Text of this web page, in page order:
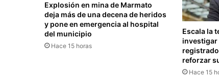
Explosión en mina de Marmato
deja más de una decena de heridos
y pone en emergencia al hospital
del municipio
Hace 15 horas
Escala la
investigar
reforzar
Hace 15